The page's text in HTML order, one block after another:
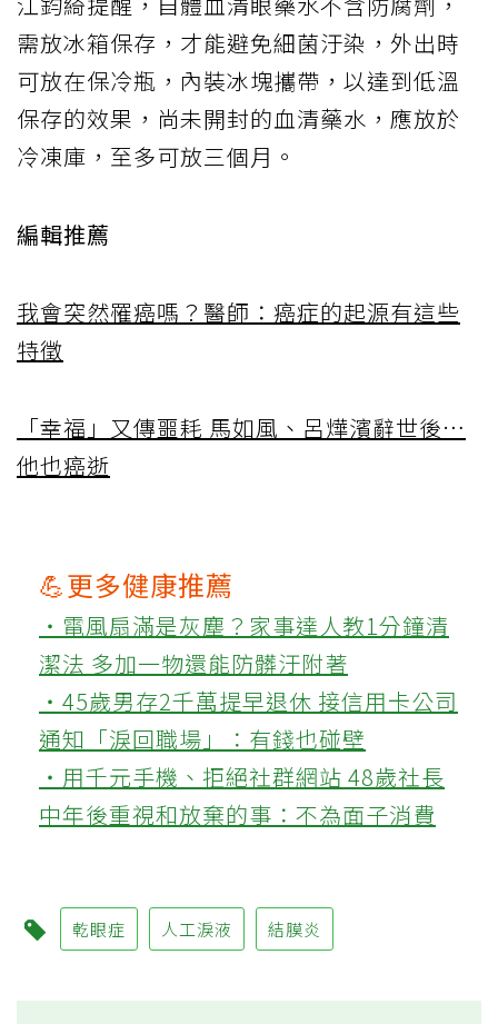
需放冰箱保存，才能避免細菌汙染，外出時
可放在保冷瓶，內裝冰塊攜帶，以達到低溫
保存的效果，尚未開封的血清藥水，應放於
冷凍庫，至多可放三個月。
編輯推薦
我會突然罹癌嗎？醫師：癌症的起源有這些
特徵
「幸福」又傳噩耗 馬如風、呂燁濱辭世後…
他也癌逝
💪更多健康推薦
‧電風扇滿是灰塵？家事達人教1分鐘清
潔法 多加一物還能防髒汙附著
‧45歲男存2千萬提早退休 接信用卡公司
通知「淚回職場」：有錢也碰壁
‧用千元手機、拒絕社群網站 48歲社長
中年後重視和放棄的事：不為面子消費
乾眼症 人工淚液 結膜炎